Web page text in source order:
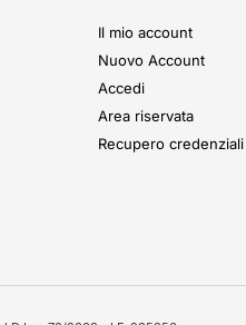
Il mio account
Nuovo Account
Accedi
Area riservata
Recupero credenziali